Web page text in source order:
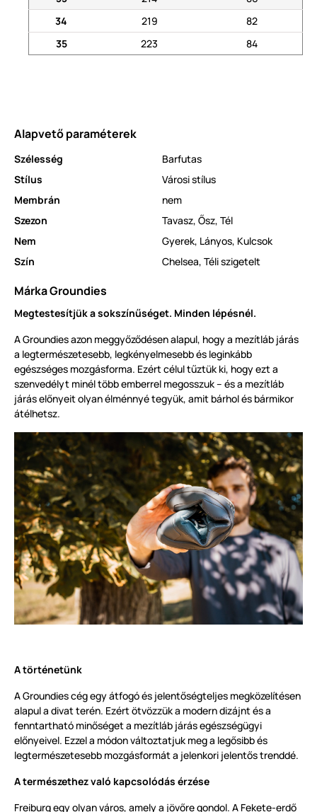
34
219
82
35
223 84
Alapvető paraméterek
Szélesség
Barfutas
Stílus
Városi stílus
Membrán
nem
Szezon
Tavasz, Ősz, Tél
Nem
Gyerek, Lányos, Kulcsok
Szín
Chelsea, Téli szigetelt
Márka Groundies
Megtestesítjük a sokszínűséget. Minden lépésnél.
A Groundies azon meggyőződésen alapul, hogy a mezítláb járás
a legtermészetesebb, legkényelmesebb és leginkább
egészséges mozgásforma. Ezért célul tűztük ki, hogy ezt a
szenvedélyt minél több emberrel megosszuk – és a mezítláb
járás előnyeit olyan élménnyé tegyük, amit bárhol és bármikor
átélhetsz.
A történetünk
A Groundies cég egy átfogó és jelentőségteljes megközelítésen
alapul a divat terén. Ezért ötvözzük a modern dizájnt és a
fenntartható minőséget a mezítláb járás egészségügyi
előnyeivel. Ezzel a módon változtatjuk meg a legősibb és
legtermészetesebb mozgásformát a jelenkori jelentős trenddé.
A természethez való kapcsolódás érzése
Freiburg egy olyan város, amely a jövőre gondol. A Fekete-erdő